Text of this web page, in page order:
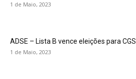
1 de Maio, 2023
ADSE – Lista B vence eleições para CGS
1 de Maio, 2023